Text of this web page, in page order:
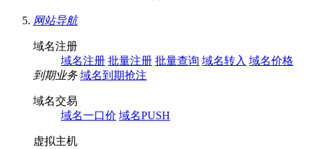
网站导航
域名注册
域名注册 批量注册 批量查询 域名转入 域名价格
到期业务 域名到期抢注
域名交易
域名一口价 域名PUSH
虚拟主机